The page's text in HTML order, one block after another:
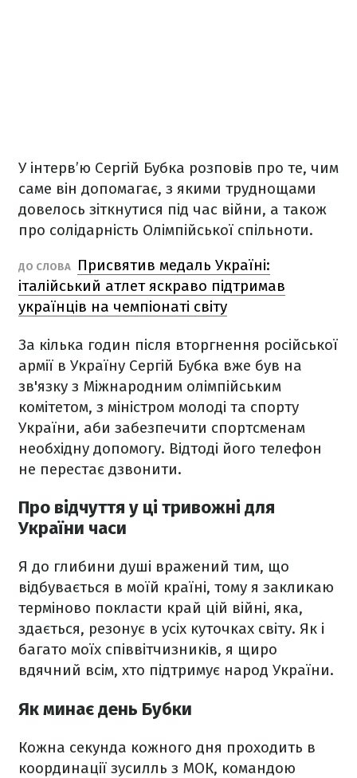
У інтерв’ю Сергій Бубка розповів про те, чим
саме він допомагає, з якими труднощами
довелось зіткнутися під час війни, а також
про солідарність Олімпійської спільноти.
ДО СЛОВА
Присвятив медаль Україні:
італійський атлет яскраво підтримав
українців на чемпіонаті світу
За кілька годин після вторгнення російської
армії в Україну Сергій Бубка вже був на
зв'язку з Міжнародним олімпійським
комітетом, з міністром молоді та спорту
України, аби забезпечити спортсменам
необхідну допомогу. Відтоді його телефон
не перестає дзвонити.
Про відчуття у ці тривожні для
України часи
Я до глибини душі вражений тим, що
відбувається в моїй країні, тому я закликаю
терміново покласти край цій війні, яка,
здається, резонує в усіх куточках світу. Як і
багато моїх співвітчизників, я щиро
вдячний всім, хто підтримує народ України.
Як минає день Бубки
Кожна секунда кожного дня проходить в
координації зусилль з МОК, командою